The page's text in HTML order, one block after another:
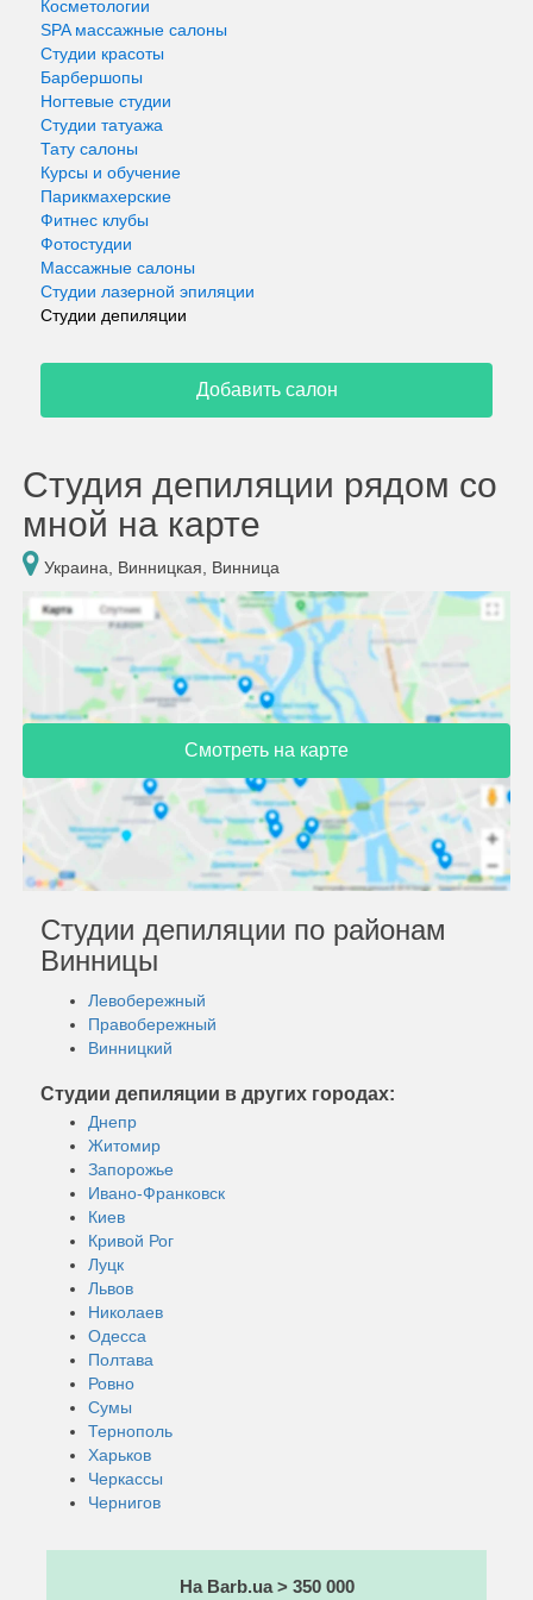
Косметологии
SPA массажные салоны
Студии красоты
Барбершопы
Ногтевые студии
Студии татуажа
Тату салоны
Курсы и обучение
Парикмахерские
Фитнес клубы
Фотостудии
Массажные салоны
Студии лазерной эпиляции
Студии депиляции
Добавить салон
Студия депиляции рядом со
мной на карте
Украина, Винницкая, Винница
Смотреть на карте
Студии депиляции по районам
Винницы
Левобережный
Правобережный
Винницкий
Студии депиляции в других городах:
Днепр
Житомир
Запорожье
Ивано-Франковск
Киев
Кривой Рог
Луцк
Львов
Николаев
Одесса
Полтава
Ровно
Сумы
Тернополь
Харьков
Черкассы
Чернигов
На Barb.ua > 350 000